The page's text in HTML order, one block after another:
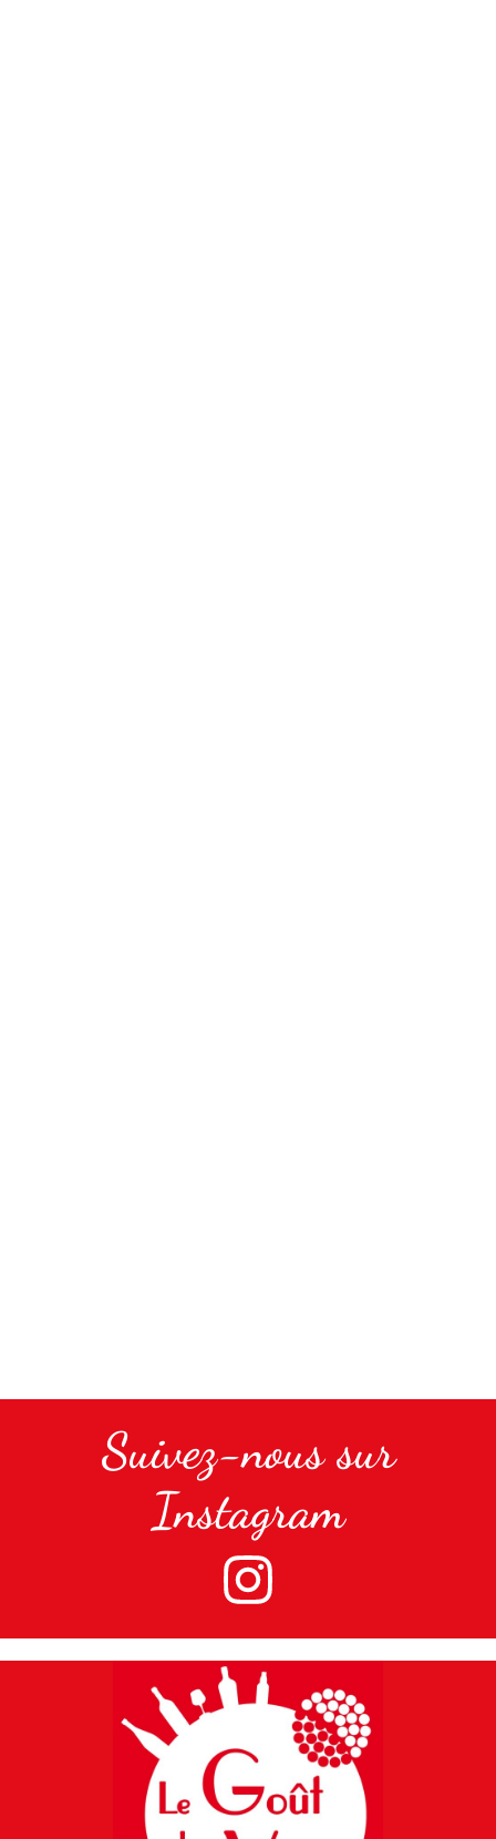
Suivez-nous sur
Instagram